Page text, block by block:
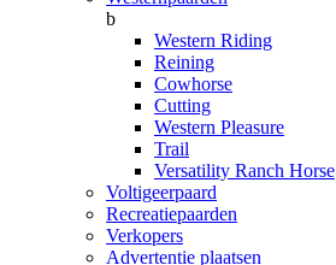
b
Western Riding
Reining
Cowhorse
Cutting
Western Pleasure
Trail
Versatility Ranch Horse
Voltigeerpaard
Recreatiepaarden
Verkopers
Advertentie plaatsen